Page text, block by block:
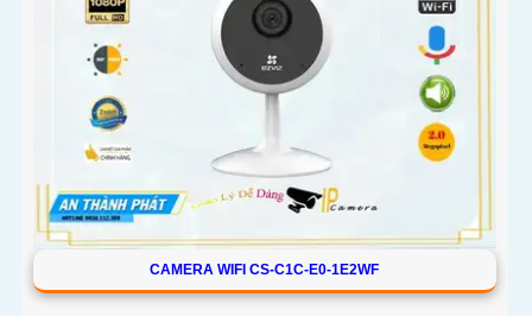
CAMERA WIFI CS-C1C-E0-1E2WF